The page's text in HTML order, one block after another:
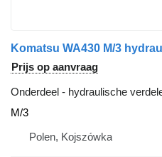
Komatsu WA430 M/3
Prijs op aanvraag
Onderdeel - hydraulische
M/3
Polen, Kojszówka